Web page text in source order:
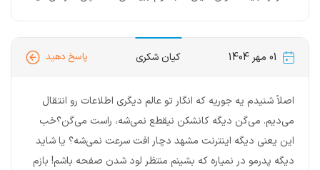
01 مهر 1404 کیان شکری پاسخ دهید
اصلاً شنیدم یه جوریه که انگار تو عالم دیگری اطلاعات رو انتقال
می‌دیم. می‌گن دیگه کانشکن نیقطع نمی‌شه، راست می‌گن؟خب
این یعنی دیگه اینترنت مشهد دچار افت سرعت نمی‌شه؟ یا شاید
دیگه پدرمو در نمیاره که بشینم منتظر لود شدن صفحه باشم! بازم